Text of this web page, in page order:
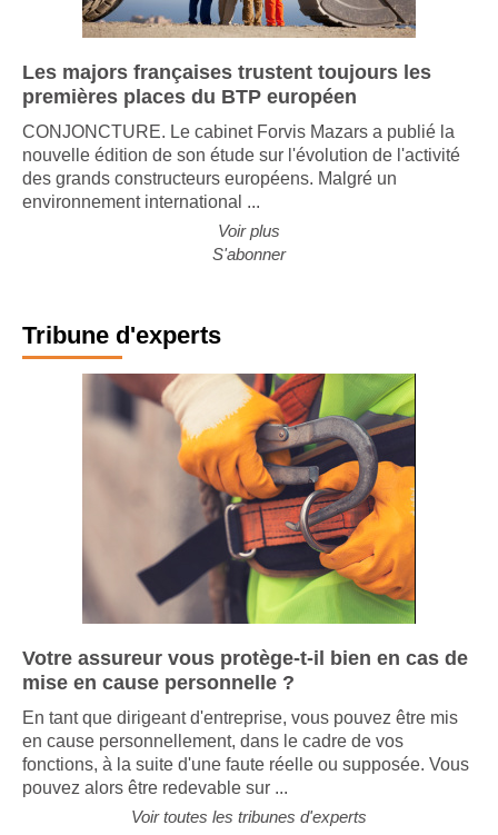
Les majors françaises trustent toujours les
premières places du BTP européen
CONJONCTURE. Le cabinet Forvis Mazars a publié la
nouvelle édition de son étude sur l'évolution de l'activité
des grands constructeurs européens. Malgré un
environnement international ...
Voir plus
S'abonner
Tribune d'experts
Votre assureur vous protège-t-il bien en cas de
mise en cause personnelle ?
En tant que dirigeant d'entreprise, vous pouvez être mis
en cause personnellement, dans le cadre de vos
fonctions, à la suite d'une faute réelle ou supposée. Vous
pouvez alors être redevable sur ...
Voir toutes les tribunes d'experts